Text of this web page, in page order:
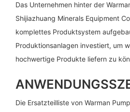
Das Unternehmen hinter der
Shijiazhuang Minerals Equipment
komplettes Produktsystem
Produktionsanlagen investiert, um
hochwertige Produkte liefern zu
Die Ersatzteilliste von Warman